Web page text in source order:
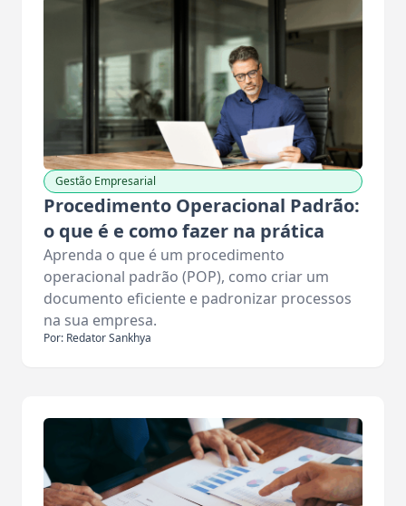
Gestão Empresarial
Procedimento Operacional Padrão:
o que é e como fazer na prática
Aprenda o que é um procedimento
operacional padrão (POP), como criar um
documento eficiente e padronizar processos
na sua empresa.
Por: Redator Sankhya